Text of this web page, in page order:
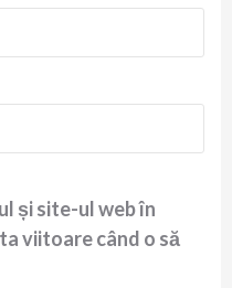
și site-ul web în
viitoare când o să